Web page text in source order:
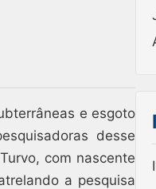
e esgoto
desse
com nascente
a pesquisa